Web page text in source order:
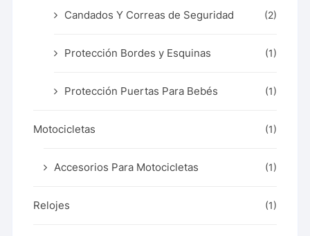
Candados Y Correas de Seguridad (2)
Protección Bordes y Esquinas (1)
Protección Puertas Para Bebés (1)
Motocicletas (1)
Accesorios Para Motocicletas (1)
Relojes (1)